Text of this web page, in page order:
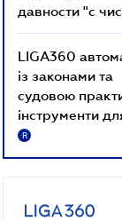
давности "с
LIGA360
із законами та
судовою
інструменти
R